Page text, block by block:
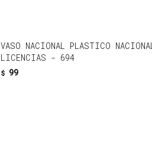
VASO NACIONAL PLASTICO NACIONAL
LICENCIAS - 694
$ 99